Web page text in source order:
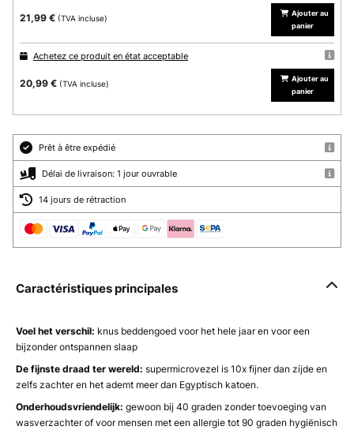
21,99 € (TVA incluse)
Ajouter au
panier
Achetez ce produit en état acceptable
20,99 € (TVA incluse)
Ajouter au
panier
Prêt à être expédié
Délai de livraison: 1 jour ouvrable
14 jours de rétraction
Caractéristiques principales
Voel het verschil: knus beddengoed voor het hele jaar en voor een
bijzonder ontspannen slaap
De fijnste draad ter wereld: supermicrovezel is 10x fijner dan zijde en
zelfs zachter en het ademt meer dan Egyptisch katoen.
Onderhoudsvriendelijk: gewoon bij 40 graden zonder toevoeging van
wasverzachter of voor mensen met een allergie tot 90 graden hygiënisch